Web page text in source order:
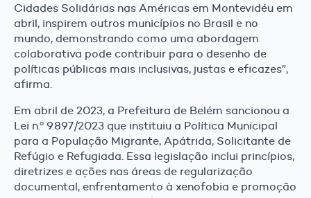
Cidades Solidárias nas Américas em Montevidéu em
abril, inspirem outros municípios no Brasil e no
mundo, demonstrando como uma abordagem
colaborativa pode contribuir para o desenho de
políticas públicas mais inclusivas, justas e eficazes”,
afirma.
Em abril de 2023, a Prefeitura de Belém sancionou a
Lei n.º 9.897/2023 que instituiu a Política Municipal
para a População Migrante, Apátrida, Solicitante de
Refúgio e Refugiada. Essa legislação inclui princípios,
diretrizes e ações nas áreas de regularização
documental, enfrentamento à xenofobia e promoção